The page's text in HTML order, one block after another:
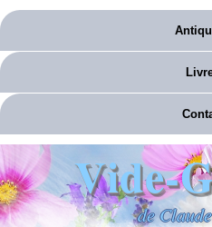
Vide-
de